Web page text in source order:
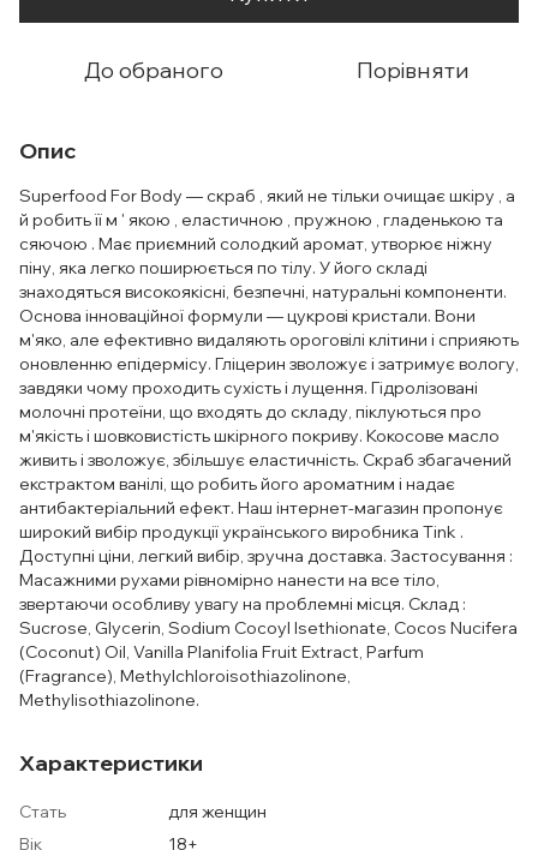
До обраного Порівняти
Опис
Superfood For Body — скраб , який не тільки очищає шкіру , а
й робить її м ' якою , еластичною , пружною , гладенькою та
сяючою . Має приємний солодкий аромат, утворює ніжну
піну, яка легко поширюється по тілу. У його складі
знаходяться високоякісні, безпечні, натуральні компоненти.
Основа інноваційної формули — цукрові кристали. Вони
м'яко, але ефективно видаляють ороговілі клітини і сприяють
оновленню епідермісу. Гліцерин зволожує і затримує вологу,
завдяки чому проходить сухість і лущення. Гідролізовані
молочні протеїни, що входять до складу, піклуються про
м'якість і шовковистість шкірного покриву. Кокосове масло
живить і зволожує, збільшує еластичність. Скраб збагачений
екстрактом ванілі, що робить його ароматним і надає
антибактеріальний ефект. Наш інтернет-магазин пропонує
широкий вибір продукції українського виробника Tink .
Доступні ціни, легкий вибір, зручна доставка. Застосування :
Масажними рухами рівномірно нанести на все тіло,
звертаючи особливу увагу на проблемні місця. Склад :
Sucrose, Glycerin, Sodium Cocoyl Isethionate, Cocos Nucifera
(Coconut) Oil, Vanilla Planifolia Fruit Extract, Parfum
(Fragrance), Methylchloroisothiazolinone,
Methylisothiazolinone.
Характеристики
Стать
для женщин
Вік
18+